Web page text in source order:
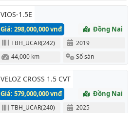
VIOS-1.5E
Giá: 298,000,000 vnđ Đồng Nai
TBH_UCAR(242)
2019
44,000 km
Số sàn
VELOZ CROSS 1.5 CVT
Giá: 579,000,000 vnđ Đồng Nai
TBH_UCAR(240)
2025